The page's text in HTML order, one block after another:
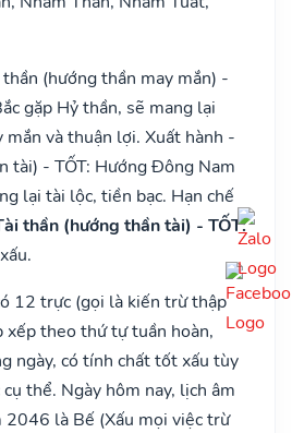
(hướng thần may mắn) -
gặp Hỷ thần, sẽ mang lại
và thuận lợi. Xuất hành -
tài) - TỐT: Hướng Đông Nam
lại tài lộc, tiền bạc. Hạn chế
thần (hướng thần tài) - TỐT:
12 trực (gọi là kiến trừ thập
xếp theo thứ tự tuần hoàn,
ngày, có tính chất tốt xấu tùy
thể. Ngày hôm nay, lịch âm
2046 là Bế (Xấu mọi việc trừ